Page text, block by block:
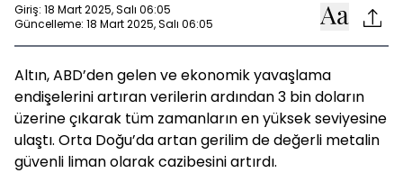
Giriş: 18 Mart 2025, Salı 06:05
Güncelleme: 18 Mart 2025, Salı 06:05
Altın, ABD’den gelen ve ekonomik yavaşlama
endişelerini artıran verilerin ardından 3 bin doların
üzerine çıkarak tüm zamanların en yüksek seviyesine
ulaştı. Orta Doğu’da artan gerilim de değerli metalin
güvenli liman olarak cazibesini artırdı.